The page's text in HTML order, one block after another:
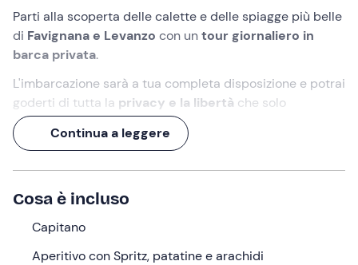
Parti alla scoperta delle calette e delle spiagge più belle
di Favignana e Levanzo con untour giornaliero in
barca privata.
L'imbarcazione sarà a tua completa disposizione e potrai
goderti di tutta la privacy e la libertà che solo
un'imbarcazione a uso esclusivo può offrire. Lo
inoltre, saprà mostrarti gliscorci più belli e nascosti
Esplorerai luoghi selvaggi preservati dall'
Protetta delle Isole Egadi
e fauna si sviluppano indisturbate.
Che aspetti, allora? Goditi un'interagiornata di mare,
Continua a leggere
Cosa è incluso
Capitano
Aperitivo con Spritz, patatine e arachidi